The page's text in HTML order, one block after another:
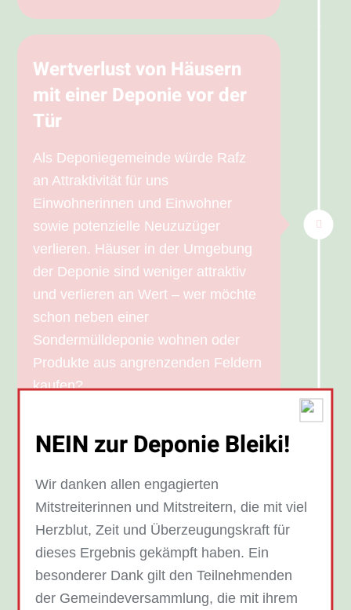
NEIN zur Deponie Bleiki!
Wir danken allen engagierten
Mitstreiterinnen und Mitstreitern, die mit viel
Herzblut, Zeit und Überzeugungskraft für
dieses Ergebnis gekämpft haben. Ein
besonderer Dank gilt den Teilnehmenden
der Gemeindeversammlung, die mit ihrem
Wertverlust von Häusern
mit einer Deponie vor der
Tür
Als Deponiegemeinde würde Rafz
an Attraktivität für uns
Einwohnerinnen und Einwohner
sowie potenzielle Neuzuzüger
verlieren. Häuser in der Umgebung
der Deponie sind weniger attraktiv
und verlieren an Wert – wer möchte
schon neben einer
Sondermülldeponie wohnen oder
Produkte aus angrenzenden Feldern
kaufen?
Keinen Giftmüll in der
Nachbarschaft abladen
Die geplante Deponie soll für die
Lagerung von Sondermüll genutzt
werden. Das gefährdet nicht nur
unsere Gesundheit, sondern auch